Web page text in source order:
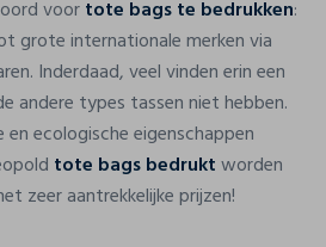
voortote bags te bedrukken:
grote internationale merken via
Inderdaad, veel vinden erin een
andere types tassen niet hebben.
ecologische eigenschappen
tote bags bedruktworden
zeer aantrekkelijke prijzen!